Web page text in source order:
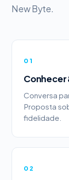
New Byte.
01
Conversa
Proposta
fidelidade.
02